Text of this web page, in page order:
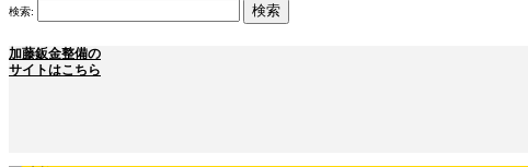
検索:
加藤鈑金整備の
サイトはこちら